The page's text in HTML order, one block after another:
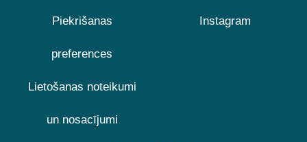
Piekrišanas
preferences
Lietošanas noteikumi
un nosacījumi
Instagram